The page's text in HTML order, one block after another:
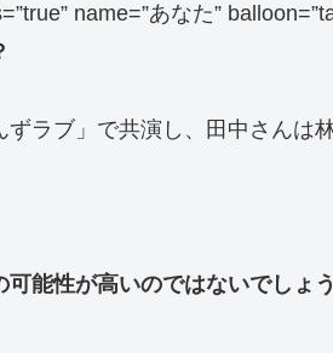
name=”あなた”
ラブ」で共演し、田中さんは
能性が高いのではないでしょう